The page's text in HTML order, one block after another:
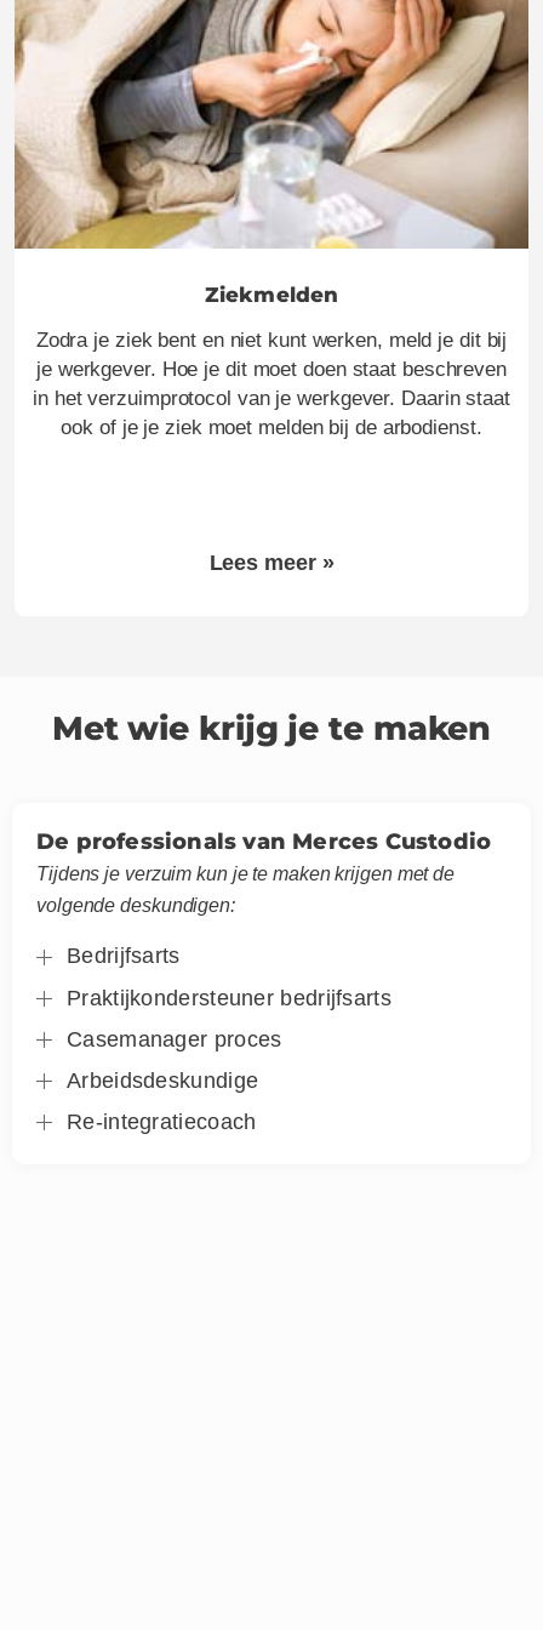
Ziekmelden
Zodra je ziek bent en niet kunt werken, meld je dit bij
je werkgever. Hoe je dit moet doen staat beschreven
in het verzuimprotocol van je werkgever. Daarin staat
ook of je je ziek moet melden bij de arbodienst.
Lees meer »
Met wie krijg je te maken
De professionals van Merces Custodio
Tijdens je verzuim kun je te maken krijgen met de
volgende deskundigen:
Bedrijfsarts
Praktijkondersteuner bedrijfsarts
Casemanager proces
Arbeidsdeskundige
Re-integratiecoach